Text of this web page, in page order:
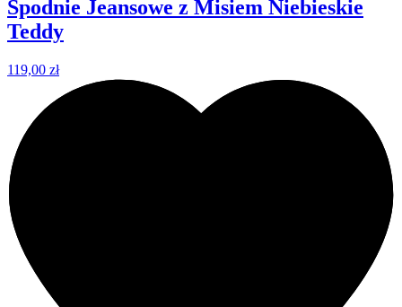
Spodnie Jeansowe z Misiem Niebieskie
Teddy
119,00 zł